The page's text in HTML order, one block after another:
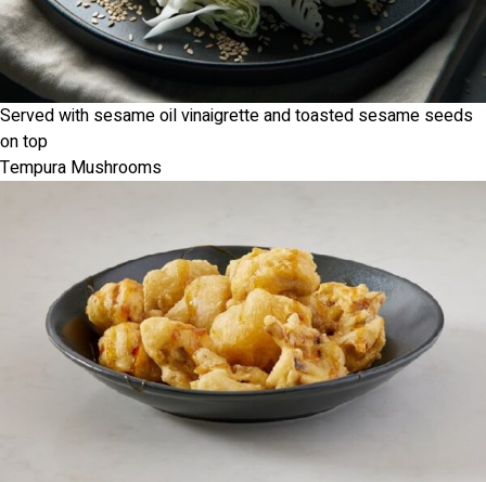
Served with sesame oil vinaigrette and toasted sesame seeds
on top
Tempura Mushrooms